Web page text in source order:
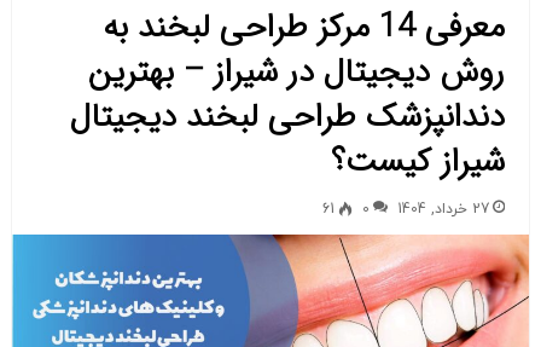
معرفی 14 مرکز طراحی لبخند به
روش دیجیتال در شیراز – بهترین
دندانپزشک طراحی لبخند دیجیتال
شیراز کیست؟
27 خرداد, 1404 0
61